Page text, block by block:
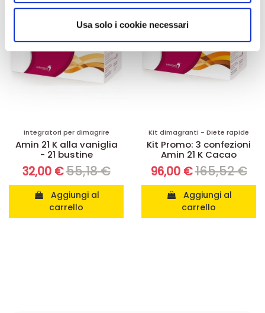
analizzare il nostro traffico. Condividiamo inoltre
informazioni sul modo in cui utilizza il nostro sito con i
nostri partner che si occupano di analisi dei dati web,
pubblicità e social media, i quali potrebbero combinarle
con altre informazioni che ha fornito loro o che hanno
raccolto dal suo utilizzo dei loro servizi.
Usa solo i cookie necessari
Integratori per dimagrire
Amin 21 K alla vaniglia
- 21 bustine
32,00 €55,18 €
carrello
Kit dimagranti - Diete rapide
Kit Promo: 3 confezioni
Amin 21 K Cacao
96,00 €165,52 €
carrello